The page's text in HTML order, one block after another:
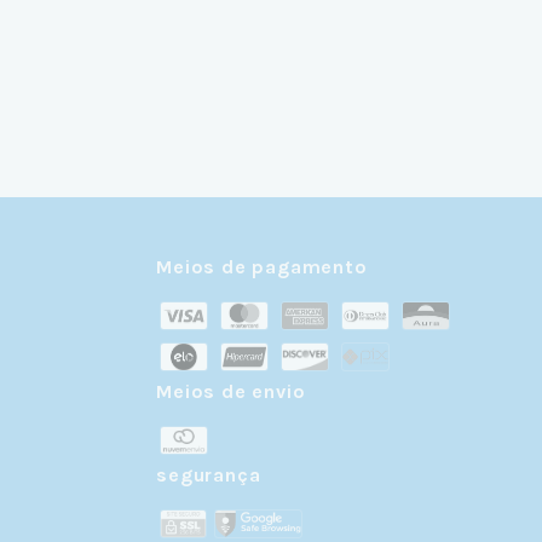
Meios de pagamento
Meios de envio
segurança